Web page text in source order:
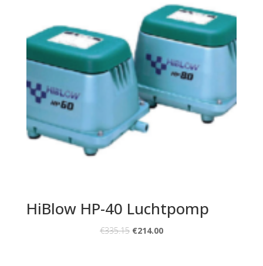
HiBlow HP-40 Luchtpomp
€335.15 €214.00